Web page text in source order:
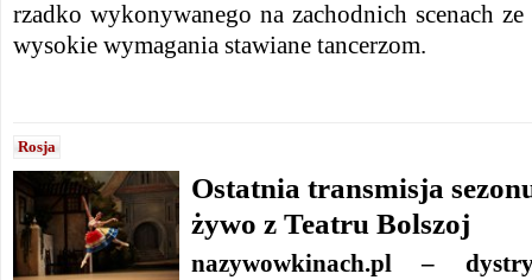
rzadko wykonywanego na zachodnich scenach
wysokie wymagania stawiane tancerzom.
Rosja
Ostatnia transmisja
żywo z Teatru Bolszoj
nazywowkinach.pl –